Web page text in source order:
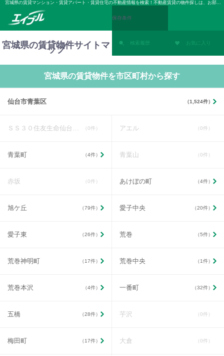
宮城県の賃貸マンション・賃貸アパート・賃貸住宅の不動産情報を検索！不動産賃貸の物件探しは、お部屋探しのエイブル
保存条件
検索履歴 お気に入り
宮城県の賃貸物件サイトマ
ップ
宮城県の賃貸物件を市区町村から探す
仙台市青葉区 （1,524件）
ＳＳ３０住友生命仙台中央ビル （0件） アエル （0件）
青葉町 （4件） 青葉山 （0件）
赤坂 （0件） あけぼの町 （4件）
旭ケ丘 （79件） 愛子中央 （20件）
愛子東 （26件） 荒巻 （5件）
荒巻神明町 （17件） 荒巻中央 （1件）
荒巻本沢 （4件） 一番町 （32件）
五橋 （28件） 芋沢 （0件）
梅田町 （17件） 大倉 （0件）